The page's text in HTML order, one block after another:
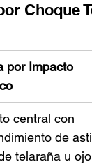
Choque
por Impacto
central con
de
telaraña u